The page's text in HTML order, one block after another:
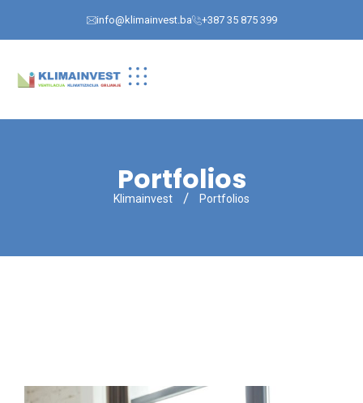
info@klimainvest.ba +387 35 875 399
Portfolios
Klimainvest Portfolios